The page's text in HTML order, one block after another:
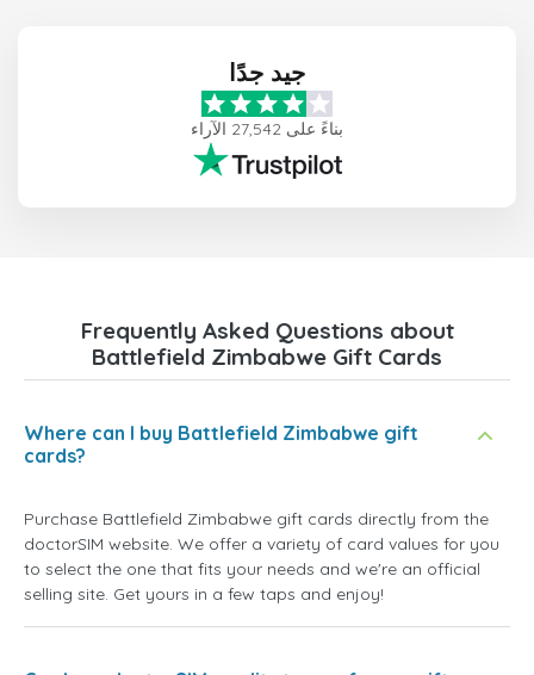
جيد جدًا
بناءً على 27,542 الآراء
Frequently Asked Questions about
Battlefield Zimbabwe Gift Cards
Where can I buy Battlefield Zimbabwe gift
cards?
Purchase Battlefield Zimbabwe gift cards directly from the
doctorSIM website. We offer a variety of card values for you
to select the one that fits your needs and we're an official
selling site. Get yours in a few taps and enjoy!